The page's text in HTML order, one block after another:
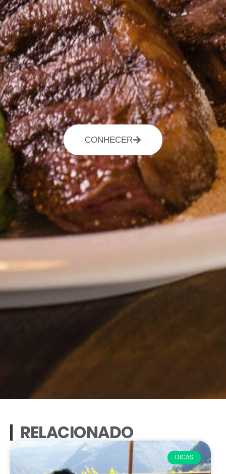
CONHECER
RELACIONADO
DICAS